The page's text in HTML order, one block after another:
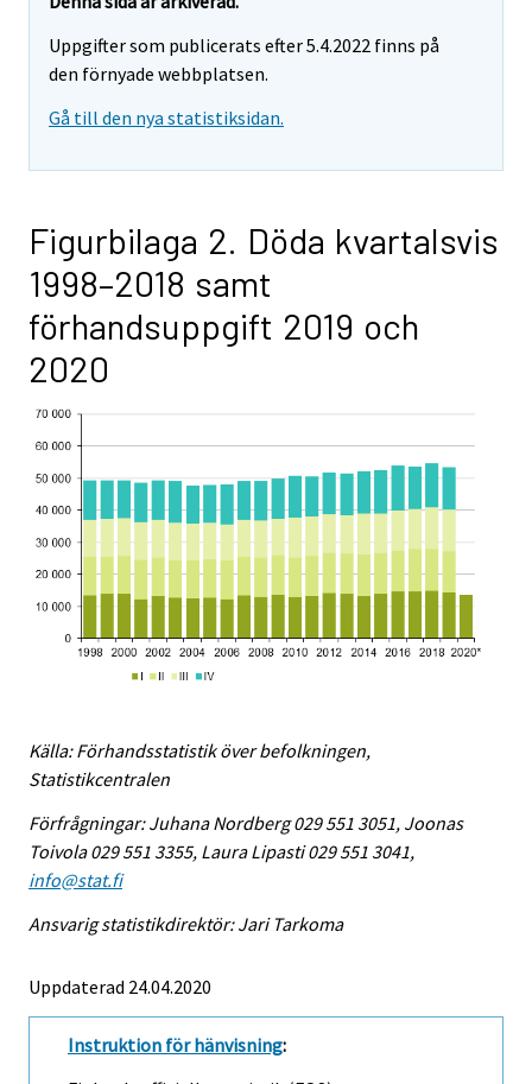
Uppgifter som publicerats efter 5.4.2022 finns på
den förnyade webbplatsen.
Gå till den nya statistiksidan.
Figurbilaga 2. Döda kvartalsvis
1998–2018 samt
förhandsuppgift 2019 och
2020
Källa: Förhandsstatistik över befolkningen,
Statistikcentralen
Förfrågningar: Juhana Nordberg 029 551 3051, Joonas
Toivola 029 551 3355, Laura Lipasti 029 551 3041,
info@stat.fi
Ansvarig statistikdirektör: Jari Tarkoma
Uppdaterad 24.04.2020
Instruktion för hänvisning: